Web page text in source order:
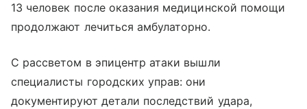
13 человек после оказания медицинской помощи
продолжают лечиться амбулаторно.
С рассветом в эпицентр атаки вышли
специалисты городских управ: они
документируют детали последствий удара,